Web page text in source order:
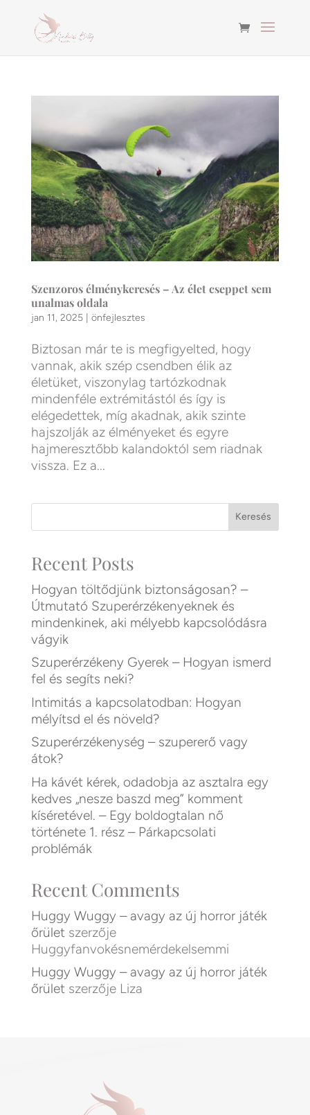
Szenzoros élménykeresés – Az élet cseppet sem
unalmas oldala
jan 11, 2025| önfejlesztes
Biztosan már te is megfigyelted, hogy
vannak, akik szép csendben élik az
életüket, viszonylag tartózkodnak
mindenféle extrémitástól és így is
elégedettek, míg akadnak, akik szinte
hajszolják az élményeket és egyre
hajmeresztőbb kalandoktól sem riadnak
vissza. Ez a...
Keresés
Recent Posts
Hogyan töltődjünk biztonságosan? –
Útmutató Szuperérzékenyeknek és
mindenkinek, aki mélyebb kapcsolódásra
vágyik
Szuperérzékeny Gyerek – Hogyan ismerd
fel és segíts neki?
Intimitás a kapcsolatodban: Hogyan
mélyítsd el és növeld?
Szuperérzékenység – szupererő vagy
átok?
Ha kávét kérek, odadobja az asztalra egy
kedves „nesze baszd meg” komment
kíséretével. – Egy boldogtalan nő
története 1. rész – Párkapcsolati
problémák
Recent Comments
Huggy Wuggy – avagy az új horror játék
őrületszerzője
Huggyfanvokésnemérdekelsemmi
Huggy Wuggy – avagy az új horror játék
őrületszerzője Liza